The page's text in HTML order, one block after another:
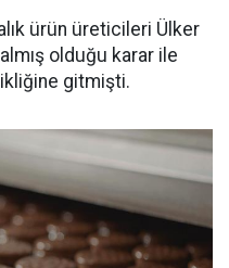
ürün üreticileri Ülker
olduğu karar ile
gitmişti.